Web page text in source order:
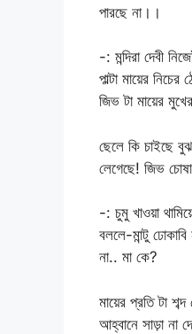
পারছে না।।
-: মন্দিরা দেবী
পাল্টা মায়ের
জিভ টা মায়ের
ছেলে কি চাইছে
লেগেছে! জিভ
-: চুমু খাওয়া
বললে-মান্টু
না.. মা কে?
মায়ের প্রতি টা
আহ্বানে সাড়া না